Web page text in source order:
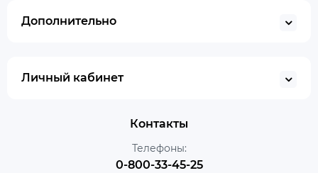
Дополнительно
Личный кабинет
Контакты
Телефоны:
0-800-33-45-25